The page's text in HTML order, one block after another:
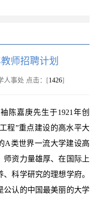
师招聘计划
人事处 点击：[1426]
陈嘉庚先生于1921年创
程”重点建设的高水平大
A类世界一流大学建设高
师资力量雄厚、在国际上
科学研究的理想学府。
公认的中国最美丽的大学